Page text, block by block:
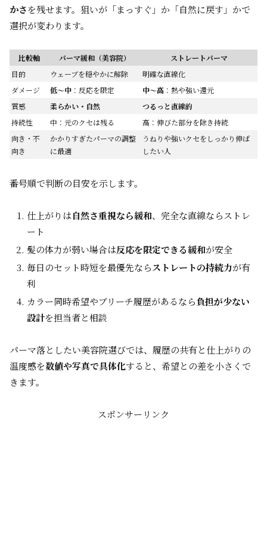
かさを残せます。狙いが「まっすぐ」か「自然に戻す」かで
選択が変わります。
比較軸 パーマ緩和（美容院）
ストレートパーマ
目的
ウェーブを穏やかに解除
明確な直線化
ダメージ
低〜中 ：反応を限定 中〜高 ：熱や強い還元
質感
柔らかい・自然
つるっと直線的
持続性
中：元のクセは残る
高：伸びた部分を除き持続
向き・不
向き
かかりすぎたパーマの調整
に最適
うねりや強いクセをしっかり伸ば
したい人
番号順で判断の目安を示します。
仕上がりは自然さ重視なら緩和、完全な直線ならストレ
ート
髪の体力が弱い場合は反応を限定できる緩和が安全
毎日のセット時短を最優先ならストレートの持続力が有
利
カラー同時希望やブリーチ履歴があるなら負担が少ない
設計を担当者と相談
パーマ落としたい美容院選びでは、履歴の共有と仕上がりの
温度感を数値や写真で具体化すると、希望との差を小さくで
きます。
スポンサーリンク